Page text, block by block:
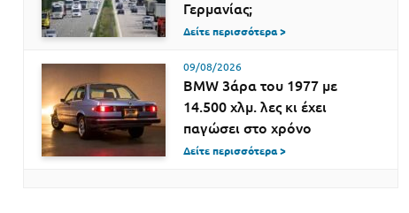
Γερμανίας;
Δείτε περισσότερα >
09/08/2026
BMW 3άρα του 1977 με
14.500 χλμ. λες κι έχει
παγώσει στο χρόνο
Δείτε περισσότερα >